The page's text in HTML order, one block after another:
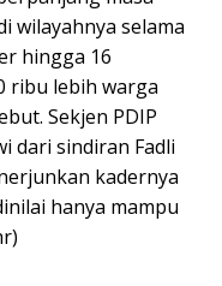
wilayahnya selama
hingga 16
ribu lebih warga
Sekjen PDIP
dari sindiran Fadli
kadernya
hanya mampu